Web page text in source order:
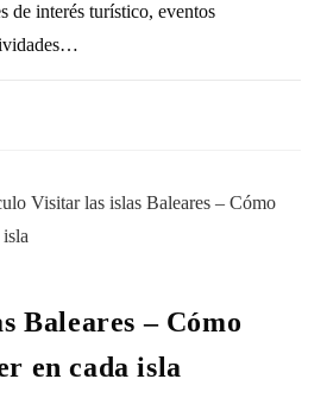
de interés turístico, eventos
Baleares – Cómo
en cada isla